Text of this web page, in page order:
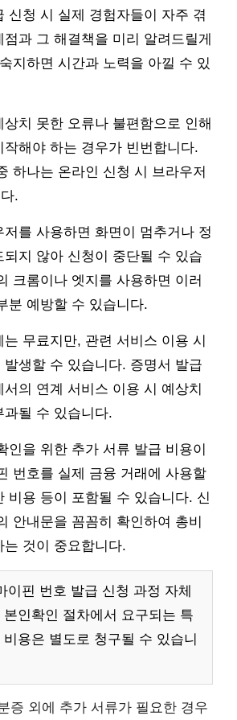
신청 시 실제 경험자들이 자주 겪
과 그 해결책을 미리 알려드릴게
지하면 시간과 노력을 아낄 수 있
치 못한 오류나 불편함으로 인해
작해야 하는 경우가 빈번합니다.
하나는 온라인 신청 시 브라우저
.
저를 사용하면 화면이 멈추거나 정
되지 않아 신청이 중단될 수 있습
크롬이나 엣지를 사용하면 이러
분 예방할 수 있습니다.
무료지만, 관련 서비스 이용 시
발생할 수 있습니다. 증명서 발급
의 연계 서비스 이용 시 예상치
과될 수 있습니다.
인을 위한 추가 서류 발급 비용이
번호를 실제 금융 거래에 사용할
비용 등이 포함될 수 있습니다. 신
안내문을 꼼꼼히 확인하여 총비
는 것이 중요합니다.
이핀 번호 발급 신청 과정 자체
인확인 절차에서 요구되는 특
용은 별도로 청구될 수 있습니
증 외에 추가 서류가 필요한 경우